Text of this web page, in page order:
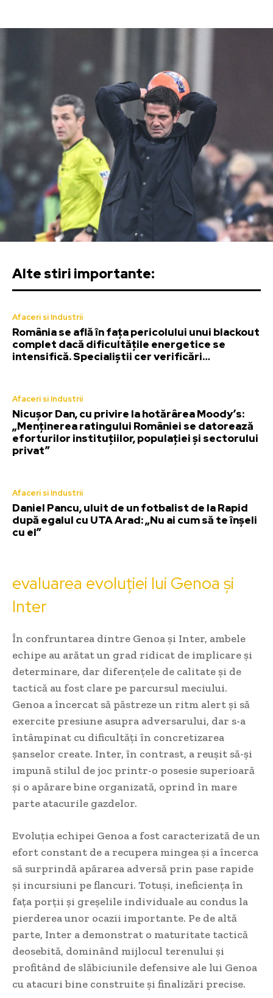
Alte stiri importante:
Afaceri si Industrii
România se află în fața pericolului unui blackout
complet dacă dificultățile energetice se
intensifică. Specialiștii cer verificări…
Afaceri si Industrii
Nicușor Dan, cu privire la hotărârea Moody’s:
„Menținerea ratingului României se datorează
eforturilor instituțiilor, populației și sectorului
privat”
Afaceri si Industrii
Daniel Pancu, uluit de un fotbalist de la Rapid
după egalul cu UTA Arad: „Nu ai cum să te înșeli
cu el”
evaluarea evoluției lui Genoa și
Inter
În confruntarea dintre Genoa și Inter, ambele
echipe au arătat un grad ridicat de implicare și
determinare, dar diferențele de calitate și de
tactică au fost clare pe parcursul meciului.
Genoa a încercat să păstreze un ritm alert și să
exercite presiune asupra adversarului, dar s-a
întâmpinat cu dificultăți în concretizarea
șanselor create. Inter, în contrast, a reușit să-și
impună stilul de joc printr-o posesie superioară
și o apărare bine organizată, oprind în mare
parte atacurile gazdelor.
Evoluția echipei Genoa a fost caracterizată de un
efort constant de a recupera mingea și a încerca
să surprindă apărarea adversă prin pase rapide
și incursiuni pe flancuri. Totuși, ineficiența în
fața porții și greșelile individuale au condus la
pierderea unor ocazii importante. Pe de altă
parte, Inter a demonstrat o maturitate tactică
deosebită, dominând mijlocul terenului și
profitând de slăbiciunile defensive ale lui Genoa
cu atacuri bine construite și finalizări precise.